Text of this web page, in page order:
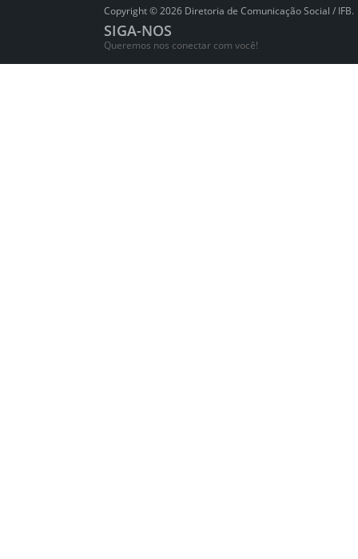
Copyright © 2026 Diretoria de Comunicação Social / IFB.
SIGA-NOS
Queremos nos conectar com você!